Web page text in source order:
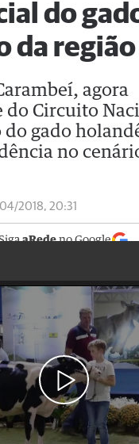
do
da região
agora
do Circuito
do gado
no
2018, 20:31
aRedeno Google